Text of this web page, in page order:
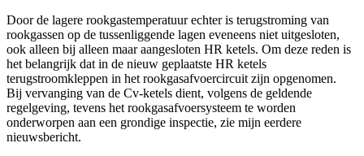
Door de lagere rookgastemperatuur echter is terugstroming van
rookgassen op de tussenliggende lagen eveneens niet uitgesloten,
ook alleen bij alleen maar aangesloten HR ketels. Om deze reden is
het belangrijk dat in de nieuw geplaatste HR ketels
terugstroomkleppen in het rookgasafvoercircuit zijn opgenomen.
Bij vervanging van de Cv-ketels dient, volgens de geldende
regelgeving, tevens het rookgasafvoersysteem te worden
onderworpen aan een grondige inspectie, zie mijn eerdere
nieuwsbericht.